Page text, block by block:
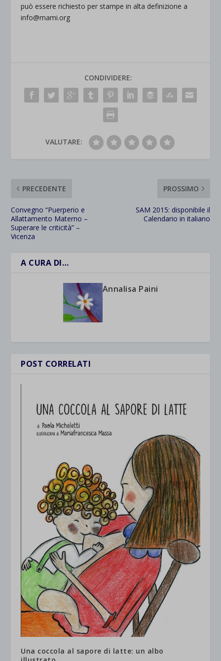
può essere richiesto per stampe in alta definizione a
info@mami.org
CONDIVIDERE:
VALUTARE:
PRECEDENTE
Convegno “Puerperio e
Allattamento Materno –
Superare le criticità” –
Vicenza
PROSSIMO
SAM 2015: disponibile il
Calendario in italiano
A CURA DI…
Annalisa Paini
POST CORRELATI
Una coccola al sapore di latte: un albo